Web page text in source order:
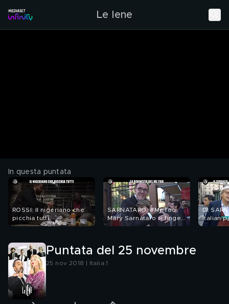
Le Iene
In questa puntata
ROSSI: Il nigeriano che
picchia tutti
SARNATARO: #MeToo,
Mary Sarnataro si finge
produttrice e
DI
Italian
Puntata del 25 novembre
25 nov 2018 | Italia 1